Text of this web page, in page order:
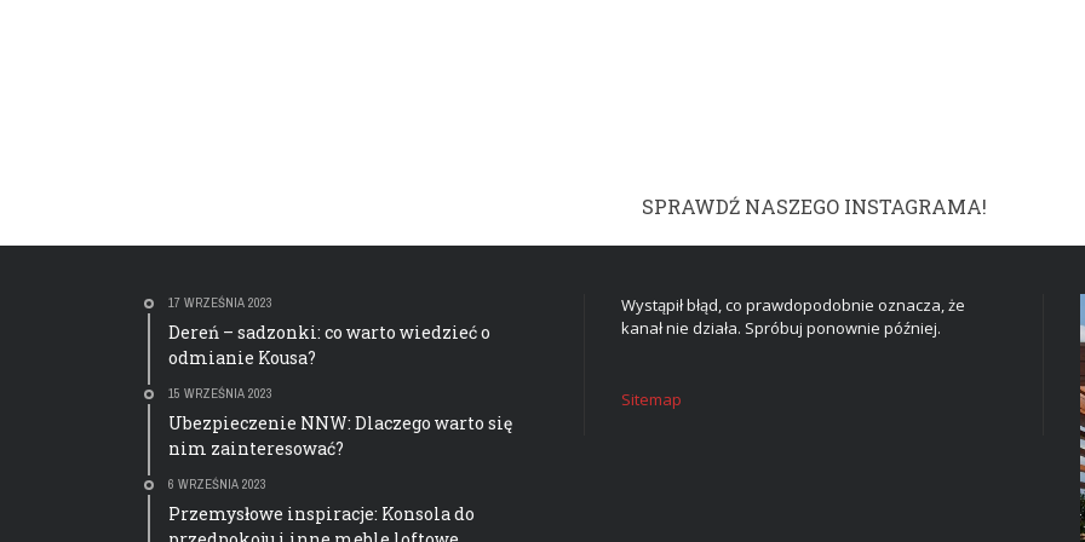
SPRAWDŹ NASZEGO INSTAGRAMA!
17 WRZEŚNIA 2023
Dereń – sadzonki: co warto wiedzieć o
odmianie Kousa?
15 WRZEŚNIA 2023
Ubezpieczenie NNW: Dlaczego warto się
nim zainteresować?
6 WRZEŚNIA 2023
Przemysłowe inspiracje: Konsola do
Wystąpił błąd, co prawdopodobnie oznacza, że
kanał nie działa. Spróbuj ponownie później.
Sitemap